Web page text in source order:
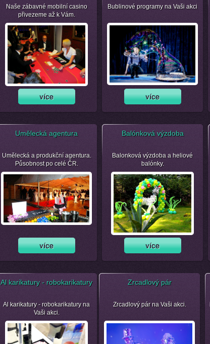
Naše zábavné mobilní casino
přivezeme až k Vám.
Bublinové programy na Vaši akci
Umělecká agentura
Umělecká a produkční agentura.
Působnost po celé ČR.
Balónková výzdoba
Balonková výzdoba a heliové
balónky.
Al karikatury - robokarikatury
Al karikatury - robokarikatury na
Vaši akci.
Zrcadlový pár
Zrcadlový pár na Vaši akci.